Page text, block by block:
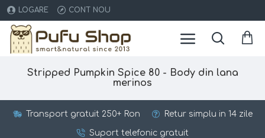
LOGARE CONT NOU
Stripped Pumpkin Spice 80 - Body din lana
merinos
Transport gratuit 250+ Ron Retur simplu in 14 zile
Suport telefonic gratuit